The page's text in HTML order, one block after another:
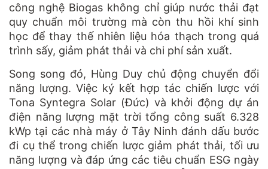
công nghệ Biogas không chỉ giúp nước thải đạt
quy chuẩn môi trường mà còn thu hồi khí sinh
học để thay thế nhiên liệu hóa thạch trong quá
trình sấy, giảm phát thải và chi phí sản xuất.
Song song đó, Hùng Duy chủ động chuyển đổi
năng lượng. Việc ký kết hợp tác chiến lược với
Tona Syntegra Solar (Đức) và khởi động dự án
điện năng lượng mặt trời tổng công suất 6.328
kWp tại các nhà máy ở Tây Ninh đánh dấu bước
đi cụ thể trong chiến lược giảm phát thải, tối ưu
năng lượng và đáp ứng các tiêu chuẩn ESG ngày